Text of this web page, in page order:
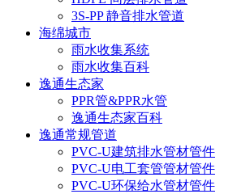
3S-PP 静音排水管道
海绵城市
雨水收集系统
雨水收集百科
逸通生态家
PPR管&PPR水管
逸通生态家百科
逸通常规管道
PVC-U建筑排水管材管件
PVC-U电工套管管材管件
PVC-U环保给水管材管件